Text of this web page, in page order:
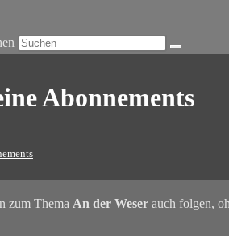
Abonnements
zum Thema An der Weser auch folgen,